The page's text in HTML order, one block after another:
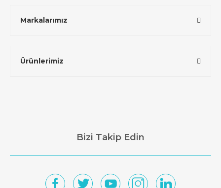
Markalarımız
Ürünlerimiz
Bizi Takip Edin